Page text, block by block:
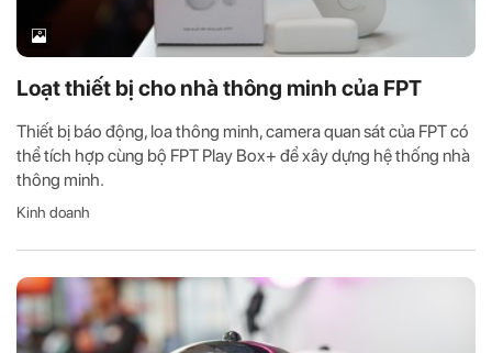
Loạt thiết bị cho nhà thông minh của FPT
Thiết bị báo động, loa thông minh, camera quan sát của FPT có
thể tích hợp cùng bộ FPT Play Box+ để xây dựng hệ thống nhà
thông minh.
Kinh doanh